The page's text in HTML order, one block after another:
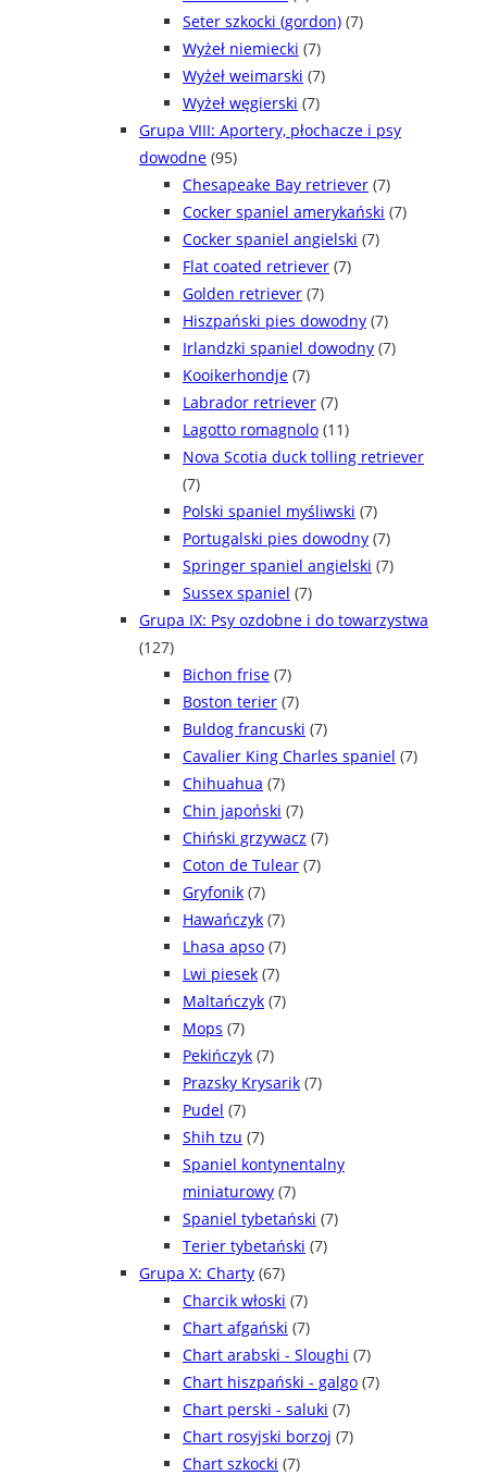
Seter szkocki (gordon) (7)
Wyżeł niemiecki (7)
Wyżeł weimarski (7)
Wyżeł węgierski (7)
Grupa VIII: Aportery, płochacze i psy
dowodne (95)
Chesapeake Bay retriever (7)
Cocker spaniel amerykański (7)
Cocker spaniel angielski (7)
Flat coated retriever (7)
Golden retriever (7)
Hiszpański pies dowodny (7)
Irlandzki spaniel dowodny (7)
Kooikerhondje (7)
Labrador retriever (7)
Lagotto romagnolo (11)
Nova Scotia duck tolling retriever
(7)
Polski spaniel myśliwski (7)
Portugalski pies dowodny (7)
Springer spaniel angielski (7)
Sussex spaniel (7)
Grupa IX: Psy ozdobne i do towarzystwa
(127)
Bichon frise (7)
Boston terier (7)
Buldog francuski (7)
Cavalier King Charles spaniel (7)
Chihuahua (7)
Chin japoński (7)
Chiński grzywacz (7)
Coton de Tulear (7)
Gryfonik (7)
Hawańczyk (7)
Lhasa apso (7)
Lwi piesek (7)
Maltańczyk (7)
Mops (7)
Pekińczyk (7)
Prazsky Krysarik (7)
Pudel (7)
Shih tzu (7)
Spaniel kontynentalny
miniaturowy (7)
Spaniel tybetański (7)
Terier tybetański (7)
Grupa X: Charty (67)
Charcik włoski (7)
Chart afgański (7)
Chart arabski - Sloughi (7)
Chart hiszpański - galgo (7)
Chart perski - saluki (7)
Chart rosyjski borzoj (7)
Chart szkocki (7)